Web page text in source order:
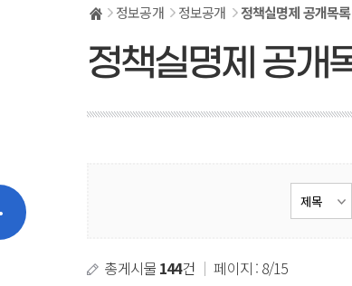
정보공개 정보공개 정책실명제 공개목록
정책실명제 공개
총게시물 144건 ｜ 페이지 : 8/15